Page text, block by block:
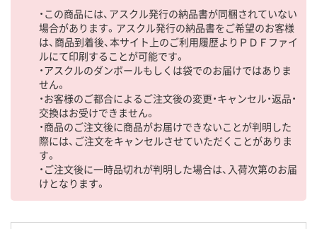
・この商品には、アスクル発行の納品書が同梱されていない
場合があります。アスクル発行の納品書をご希望のお客様
は、商品到着後、本サイト上のご利用履歴よりＰＤＦファイ
ルにて印刷することが可能です。
・アスクルのダンボールもしくは袋でのお届けではありま
せん。
・お客様のご都合によるご注文後の変更・キャンセル・返品・
交換はお受けできません。
・商品のご注文後に商品がお届けできないことが判明した
際には、ご注文をキャンセルさせていただくことがありま
す。
・ご注文後に一時品切れが判明した場合は、入荷次第のお届
けとなります。